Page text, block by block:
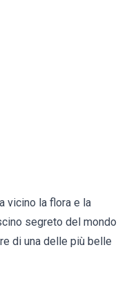
vicino la flora e la
segreto del mondo
di una delle più belle